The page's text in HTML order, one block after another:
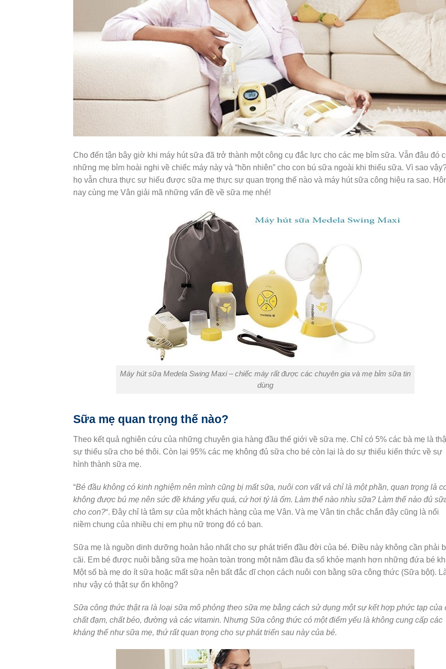
Cho đến tận bây giờ khi máy hút sữa đã trở thành một công cụ đắc lực cho các mẹ bỉm sữa. Vẫn đâu đó
những mẹ bỉm hoài nghi về chiếc máy này và “hồn nhiên” cho con bú sữa ngoài khi thiếu sữa. Vì sao
họ vẫn chưa thực sự hiểu được sữa mẹ thực sự quan trọng thế nào và máy hút sữa công hiệu ra sao.
nay cùng mẹ Vân giải mã những vấn đề về sữa mẹ nhé!
Máy hút sữa Medela Swing Maxi – chiếc máy rất được các chuyên gia và mẹ bỉm sữa tin
dùng
Sữa mẹ quan trọng thế nào?
Theo kết quả nghiên cứu của những chuyên gia hàng đầu thế giới về sữa mẹ. Chỉ có 5% các bà mẹ là
sự thiếu sữa cho bé thôi. Còn lại 95% các mẹ không đủ sữa cho bé còn lại là do sự thiếu kiến thức về sự
hình thành sữa mẹ.
“Bé đầu không có kinh nghiệm nên mình cũng bị mất sữa, nuôi con vất vả chỉ là một phần, quan trọng là
không được bú mẹ nên sức đề kháng yếu quá, cứ hơi tý là ốm. Làm thế nào nhìu sữa? Làm thế nào đủ
cho con?“. Đây chỉ là tâm sự của một khách hàng của mẹ Vân. Và mẹ Vân tin chắc chắn đây cũng là nổi
niềm chung của nhiều chị em phụ nữ trong đó có bạn.
Sữa mẹ là nguồn dinh dưỡng hoàn hảo nhất cho sự phát triển đầu đời của bé. Điều này không cần phải
cãi. Em bé được nuôi bằng sữa mẹ hoàn toàn trong một năm đầu đa số khỏe mạnh hơn những đứa bé
Một số bà mẹ do ít sữa hoặc mất sữa nên bất đắc dĩ chọn cách nuôi con bằng sữa công thức (Sữa bột).
như vậy có thật sự ổn không?
Sữa công thức thật ra là loại sữa mô phỏng theo sữa mẹ bằng cách sử dụng một sự kết hợp phức tạp của
chất đạm, chất béo, đường và các vitamin. Nhưng Sữa công thức có một điểm yếu là không cung cấp các
kháng thể như sữa mẹ, thứ rất quan trọng cho sự phát triển sau này của bé.